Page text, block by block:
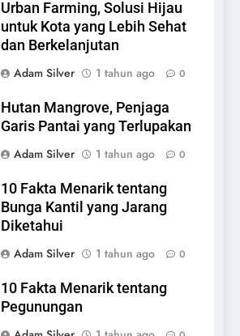
Urban Farming, Solusi Hijau
untuk Kota yang Lebih Sehat
dan Berkelanjutan
Adam Silver
1 tahun ago 0
Hutan Mangrove, Penjaga
Garis Pantai yang Terlupakan
Adam Silver
1 tahun ago 0
10 Fakta Menarik tentang
Bunga Kantil yang Jarang
Diketahui
Adam Silver
1 tahun ago 0
10 Fakta Menarik tentang
Pegunungan